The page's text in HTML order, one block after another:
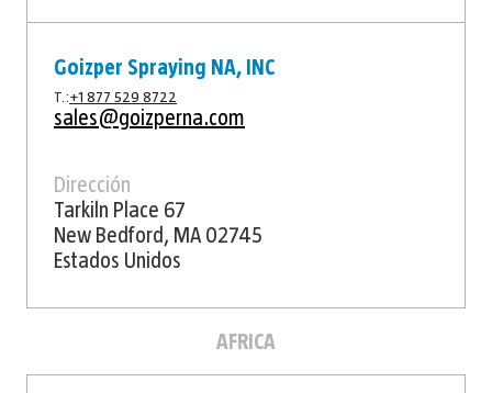
Goizper Spraying NA, INC
T.:+1 877 529 8722
sales@goizperna.com
Dirección
Tarkiln Place 67
New Bedford, MA 02745
Estados Unidos
AFRICA